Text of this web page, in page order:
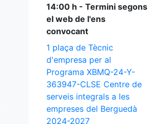
14:00 h - Termini segons
el web de l'ens
convocant
1 plaça de Tècnic
d'empresa per al
Programa XBMQ-24-Y-
363947-CLSE Centre de
serveis integrals a les
empreses del Berguedà
2024-2027